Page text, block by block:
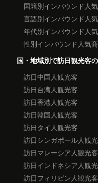
国籍別インバウンド人
言語別インバウンド人
年代別インバウンド人
性別インバウンド人気
国・地域別で訪日観光客
訪日中国人観光客
訪日台湾人観光客
訪日香港人観光客
訪日韓国人観光客
訪日タイ人観光客
訪日シンガポール人観
訪日マレーシア人観光客
訪日インドネシア人観
訪日フィリピン人観光客